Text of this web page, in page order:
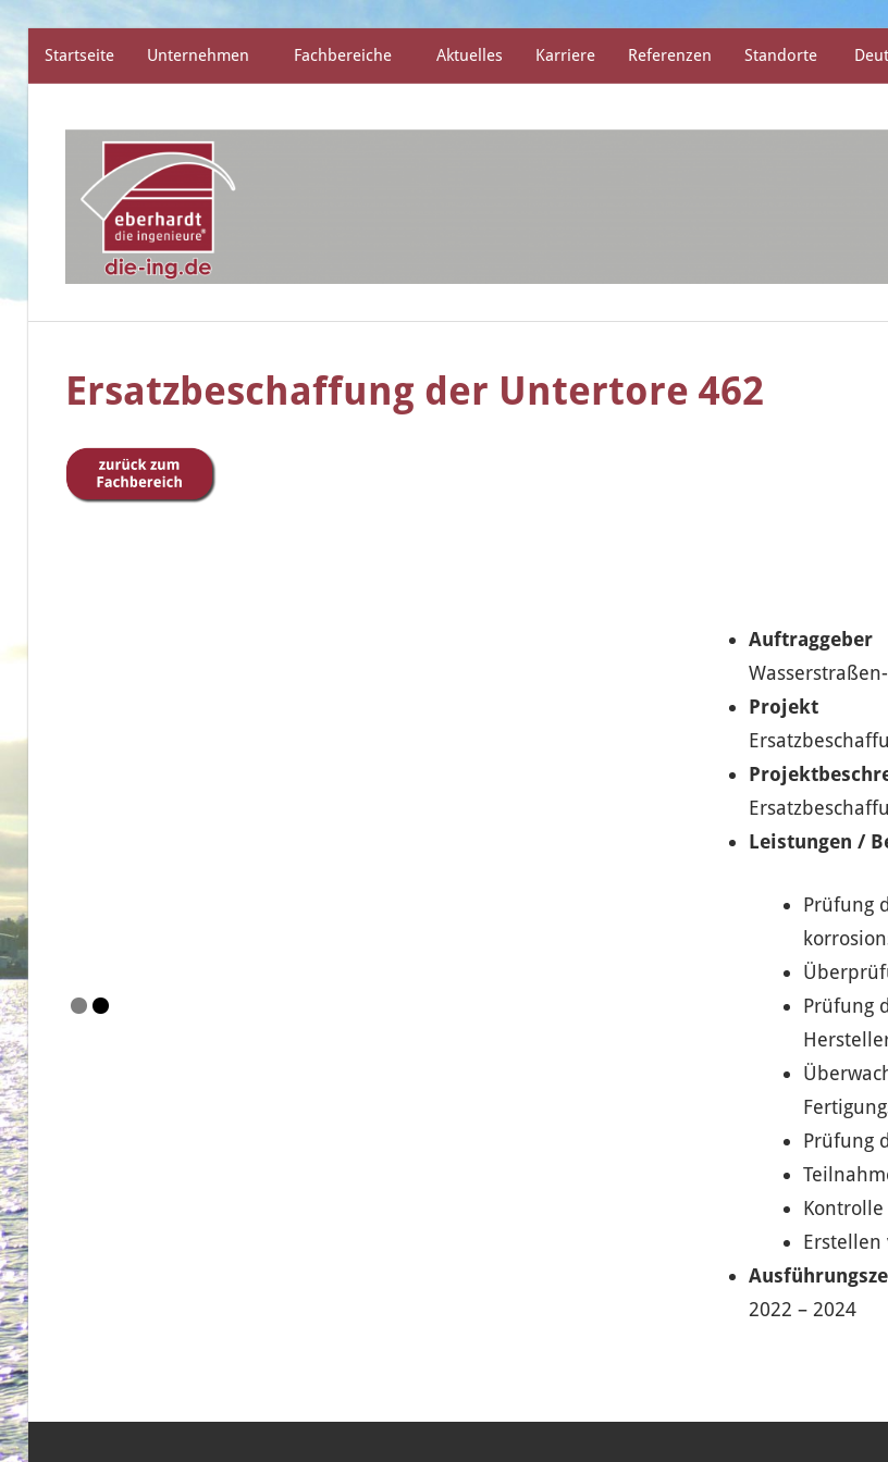
Startseite Unternehmen Fachbereiche Aktuelles Karriere Referenzen Standorte
Inhalt
eberhardt
ingenieure
Ersatzbeschaffung der Untertore 462
Auftraggeber
Projekt
Leistungen /
Prüfung
Prüfung
Prüfung
2022 – 2024